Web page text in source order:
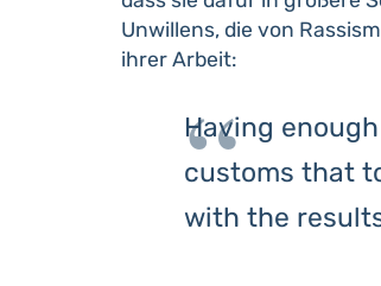
Unwillens, die von
ihrer Arbeit:
Having
customs that
with the